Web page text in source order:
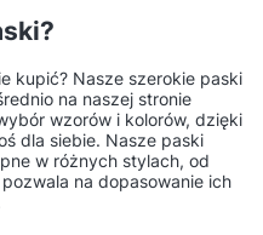
jest tak samo wytrzymała
Jakie wzory można
drukować na taśmach
sublimacyjnych?
kupić? Nasze szerokie paski
na naszej stronie
wzorów i kolorów, dzięki
dla siebie. Nasze paski
w różnych stylach, od
na dopasowanie ich